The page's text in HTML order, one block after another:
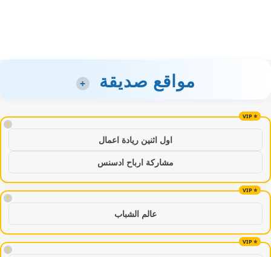
مواقع صديقة +
!
اول اثنين ريادة اعمال
مشاركة ارباح ادسنس
!
عالم الشباب
!